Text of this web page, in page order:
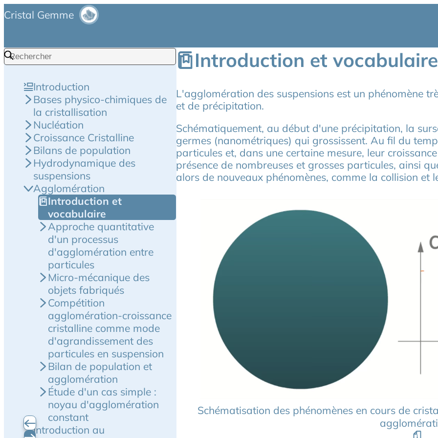
Cristal Gemme
Introduction et vocabulaire
L'agglomération des suspensions est un phénomène
et de précipitation.
Schématiquement, au début d'une précipitation, la
germes (nanométriques) qui grossissent. Au fil du
particules et, dans une certaine mesure, leur
présence de nombreuses et grosses particules, ainsi
alors de nouveaux phénomènes, comme la collision et
Transcription
Schématisation des phénomènes en cours de
Introduction
Bases physico-chimiques de
la cristallisation
Nucléation
Croissance Cristalline
Bilans de population
Hydrodynamique des
suspensions
Agglomération
Introduction et
vocabulaire
Approche quantitative
d'un processus
d'agglomération entre
particules
Micro-mécanique des
objets fabriqués
Compétition
agglomération-croissance
cristalline comme mode
d'agrandissement des
particules en suspension
Bilan de population et
agglomération
Étude d'un cas simple :
noyau d'agglomération
constant
Introduction au